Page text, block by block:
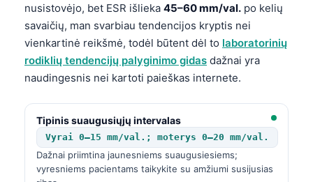
nusistovėjo, bet ESR išlieka 45–60 mm/val. po kelių
savaičių, man svarbiau tendencijos kryptis nei
vienkartinė reikšmė, todėl būtent dėl to laboratorinių
rodiklių tendencijų palyginimo gidas dažnai yra
naudingesnis nei kartoti paieškas internete.
Tipinis suaugusiųjų intervalas
Vyrai 0–15 mm/val.; moterys 0–20 mm/val.
Dažnai priimtina jaunesniems suaugusiesiems;
vyresniems pacientams taikykite su amžiumi susijusias